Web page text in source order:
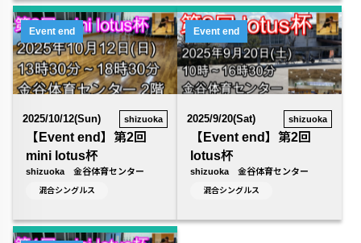
Event end
2025/10/12(Sun) shizuoka
【Event end】第2回
mini lotus杯
shizuoka 金谷体育センター
混合シングルス
Event end
2025/9/20(Sat) shizuoka
【Event end】第2回
lotus杯
shizuoka 金谷体育センター
混合シングルス